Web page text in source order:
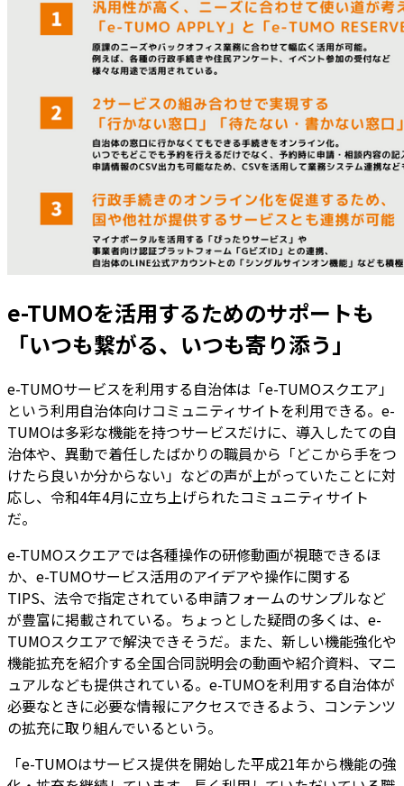
e-TUMOを活用するためのサポートも
「いつも繋がる、いつも寄り添う」
e-TUMOサービスを利用する自治体は「e-TUMOスクエア」
という利用自治体向けコミュニティサイトを利用できる。e-
TUMOは多彩な機能を持つサービスだけに、導入したての自
治体や、異動で着任したばかりの職員から「どこから手をつ
けたら良いか分からない」などの声が上がっていたことに対
応し、令和4年4月に立ち上げられたコミュニティサイト
だ。
e-TUMOスクエアでは各種操作の研修動画が視聴できるほ
か、e-TUMOサービス活用のアイデアや操作に関する
TIPS、法令で指定されている申請フォームのサンプルなど
が豊富に掲載されている。ちょっとした疑問の多くは、e-
TUMOスクエアで解決できそうだ。また、新しい機能強化や
機能拡充を紹介する全国合同説明会の動画や紹介資料、マニ
ュアルなども提供されている。e-TUMOを利用する自治体が
必要なときに必要な情報にアクセスできるよう、コンテンツ
の拡充に取り組んでいるという。
「e-TUMOはサービス提供を開始した平成21年から機能の強